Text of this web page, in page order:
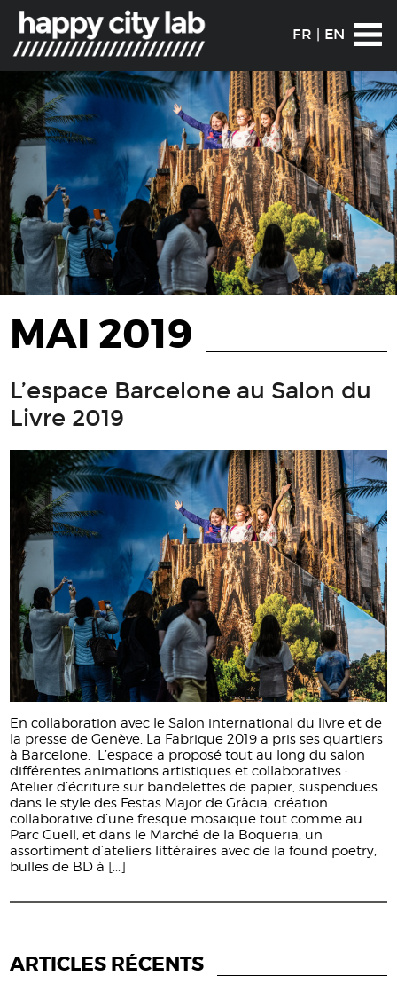
FR | EN
MAI 2019
L’espace Barcelone au Salon du
Livre 2019
En collaboration avec le Salon international du livre et de
la presse de Genève, La Fabrique 2019 a pris ses quartiers
à Barcelone. L’espace a proposé tout au long du salon
différentes animations artistiques et collaboratives :
Atelier d’écriture sur bandelettes de papier, suspendues
dans le style des Festas Major de Gràcia, création
collaborative d’une fresque mosaïque tout comme au
Parc Güell, et dans le Marché de la Boqueria, un
assortiment d’ateliers littéraires avec de la found poetry,
bulles de BD à [...]
ARTICLES RÉCENTS